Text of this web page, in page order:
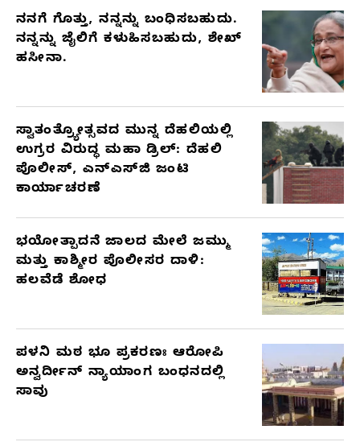
ನನಗೆ ಗೊತ್ತು, ನನ್ನನ್ನು ಬಂಧಿಸಬಹುದು.
ನನ್ನನ್ನು ಜೈಲಿಗೆ ಕಳುಹಿಸಬಹುದು, ಶೇಖ್
ಹಸೀನಾ.
ಸ್ವಾತಂತ್ರ್ಯೋತ್ಸವದ ಮುನ್ನ ದೆಹಲಿಯಲ್ಲಿ
ಉಗ್ರರ ವಿರುದ್ಧ ಮಹಾ ಡ್ರಿಲ್: ದೆಹಲಿ
ಪೊಲೀಸ್, ಎನ್‌ಎಸ್‌ಜಿ ಜಂಟಿ
ಕಾರ್ಯಾಚರಣೆ
ಭಯೋತ್ಪಾದನೆ ಜಾಲದ ಮೇಲೆ ಜಮ್ಮು
ಮತ್ತು ಕಾಶ್ಮೀರ ಪೊಲೀಸರ ದಾಳಿ:
ಹಲವೆಡೆ ಶೋಧ
ಪಳನಿ ಮಠ ಭೂ ಪ್ರಕರಣಃ ಆರೋಪಿ
ಅನ್ವರ್ದೀನ್ ನ್ಯಾಯಾಂಗ ಬಂಧನದಲ್ಲಿ
ಸಾವು